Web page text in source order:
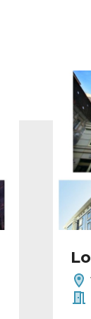
Dodaj do ulubionych